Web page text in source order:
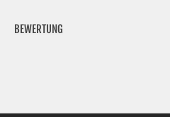
BEWERTUNG